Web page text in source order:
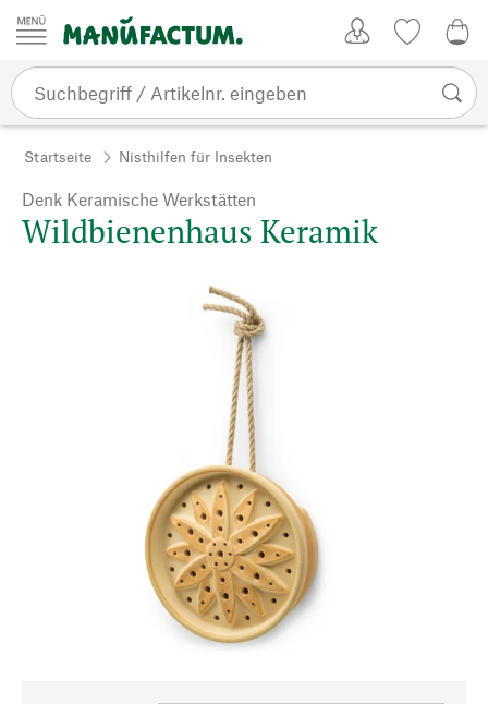
Zum Inhalt springen
Startseite Nisthilfen für Insekten
Denk Keramische Werkstätten
Wildbienenhaus Keramik